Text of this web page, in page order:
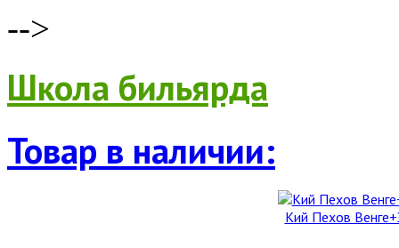
-->
Школа бильярда
Товар в наличии:
Кий Пехов